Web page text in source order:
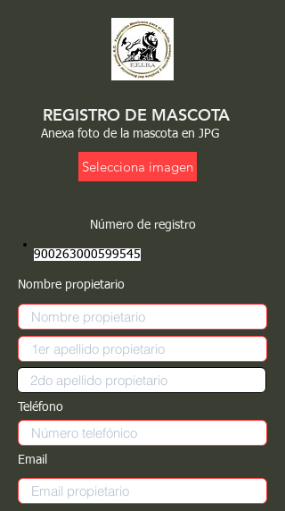
REGISTRO DE MASCOTA
Anexa foto de la mascota en JPG
Selecciona imagen
Número de registro
900263000599545
Nombre propietario
Teléfono
Email